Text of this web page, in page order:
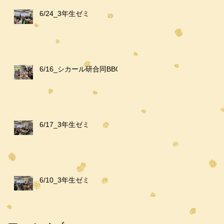
6/24_3年生ゼミ
6/16_シカール研合同BBQ
6/17_3年生ゼミ
6/10_3年生ゼミ